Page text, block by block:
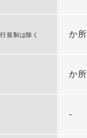
規制は除く か所
か所
-